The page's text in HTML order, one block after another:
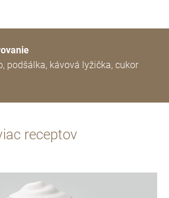
podšálka, kávová lyžička, cukor
receptov